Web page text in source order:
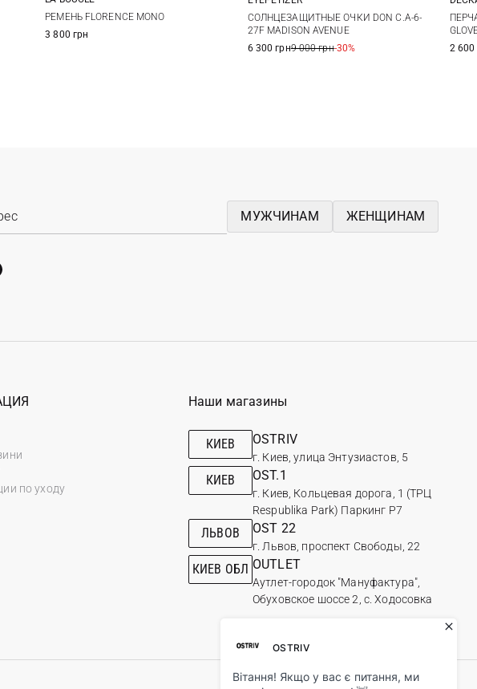
S M L
РЕМЕНЬ FLORENCE MONO
3 800 грн
One size
СОЛНЦЕЗАЩИТНЫЕ ОЧКИ DON C.A-6-
27F MADISON AVENUE
6 300 грн9 000 грн-30%
1
2 600
МУЖЧИНАМ ЖЕНЩИНАМ
по уходу
Наши магазины
КИЕВ OSTRIV
г. Киев, улица Энтузиастов, 5
КИЕВ OST.1
г. Киев, Кольцевая дорога, 1 (ТРЦ
Respublika Park) Паркинг Р7
ЛЬВОВ OST 22
г. Львов, проспект Свободы, 22
КИЕВ ОБЛ OUTLET
Аутлет-городок "Мануфактура",
Обуховское шоссе 2, с. Ходосовка